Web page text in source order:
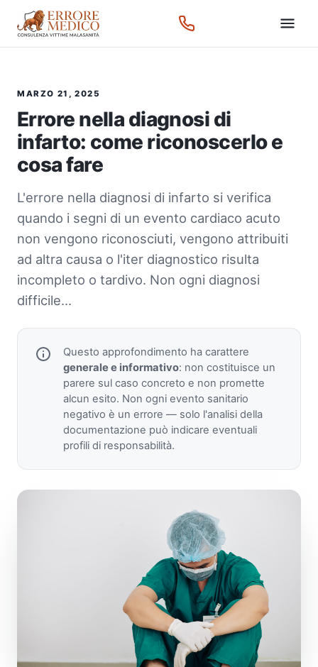
MARZO 21, 2025
Errore nella diagnosi di
infarto: come riconoscerlo e
cosa fare
L'errore nella diagnosi di infarto si verifica
quando i segni di un evento cardiaco acuto
non vengono riconosciuti, vengono attribuiti
ad altra causa o l'iter diagnostico risulta
incompleto o tardivo. Non ogni diagnosi
difficile…
Questo approfondimento ha carattere
generale e informativo: non costituisce un
parere sul caso concreto e non promette
alcun esito. Non ogni evento sanitario
negativo è un errore — solo l'analisi della
documentazione può indicare eventuali
profili di responsabilità.